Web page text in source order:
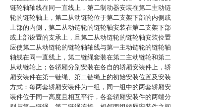
链轮轴轴线在同一直线上，第二制动器安装在第二主动链
轮的链轮轴上，第二从动链轮位于第二支架下部的内侧或
上部的内侧，第二从动链轮的链轮轴安装在第二支架下部
或上部设置的支承上，且第二从动链轮的链轮轴安装位置
应使第二从动链轮的链轮轴轴线与第一主动链轮的链轮轴
轴线在同一直线上，第二链绳套装在第二主动链轮和第二
从动链轮上；各轿厢分别安装在各自的轿厢安装件上，轿
厢安装件在第一链绳、第二链绳上的初始安装位置及安装
方式：每两套轿厢安装件为一组，同一组中的两套轿厢安
装件位于同一高度且相互平行，各套轿厢安装件的两端分